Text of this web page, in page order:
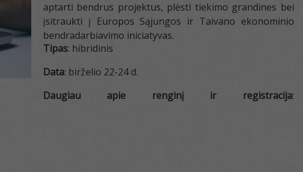
aptarti bendrus projektus, plėsti tiekimo grandines bei
įsitraukti į Europos Sąjungos ir Taivano ekonominio
bendradarbiavimo iniciatyvas.
Tipas: hibridinis
Data: birželio 22-24 d.
Daugiau apie renginį ir registracija: